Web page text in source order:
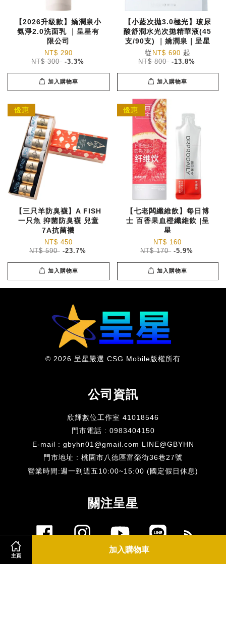
主頁
加入購物車
【2026升級款】嬌潤泉小
氨淨2.0洗面乳 ｜呈星有
限公司
NT$ 290
NT$ 300 -3.3%
加入購物車
【小藍次拋3.0極光】玻尿
酸舒潤水光次拋精華液(45
支/90支) ｜嬌潤泉｜呈星
從 NT$ 690 起
NT$ 800 -13.8%
加入購物車
優惠
【三只羊防臭襪】A FISH
一只魚 抑菌防臭襪 兒童
7A抗菌襪
NT$ 450
NT$ 590 -23.7%
加入購物車
優惠
【七老闆纖維飲】每日博
士 百香果血橙纖維飲 |呈
星
NT$ 160
NT$ 170 -5.9%
加入購物車
© 2026 呈星嚴選 CSG Mobile版權所有
公司資訊
欣輝數位工作室 41018546
門市電話 : 0983404150
E-mail : gbyhn01@gmail.com LINE@GBYHN
門市地址 : 桃園市八德區富榮街36巷27號
​營業時間:週一到週五10:00~15:00 (國定假日休息)
關注呈星
Facebook Instagram YouTube
RSS